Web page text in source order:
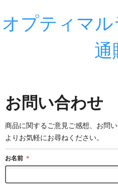
オプティマ
通
お問い合わせ
商品に関するご意見ご感想、お問
よりお気軽にお尋ねください。
お名前 ＊